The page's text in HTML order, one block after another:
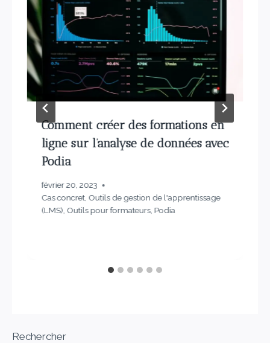
Comment créer des formations en
ligne sur l’analyse de données avec
Podia
février 20, 2023
Cas concret, Outils de gestion de l'apprentissage
(LMS) Outils pour formateurs, Podia
Rechercher